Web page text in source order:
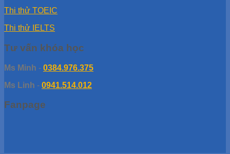
Thi thử TOEIC
Thi thử IELTS
Tư vấn khóa học
Ms Minh - 0384.976.375
Ms Linh - 0941.514.012
Fanpage